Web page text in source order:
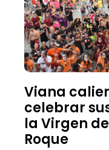
Viana
celebrar
la Virgen
Roque